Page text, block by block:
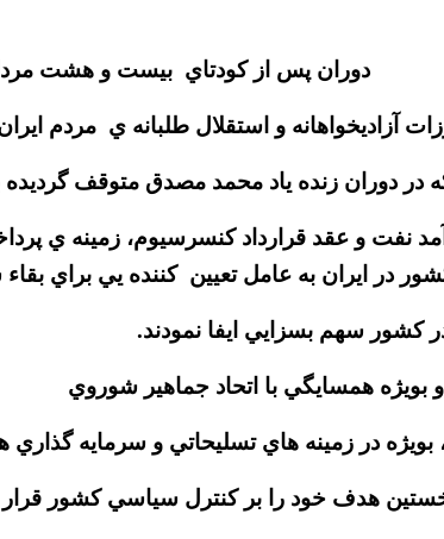
دوران پس از كودتاي بيست و هشت
در دوران زنده ياد محمد مصدق متوقف گرديده
نفت و عقد قرارداد كنسرسيوم، زمينه ي
در ايران به عامل تعيين كننده يي براي بقاء
كشور سهم بسزايي ايفا نمودند.
همسايگي با اتحاد جماهير شوروي
در زمينه هاي تسليحاتي و سرمايه گذاري